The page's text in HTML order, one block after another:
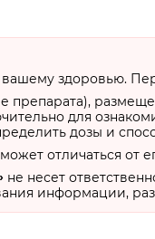
здоровью.
препарата),
для
дозы и
отличаться от
не несет
информации,